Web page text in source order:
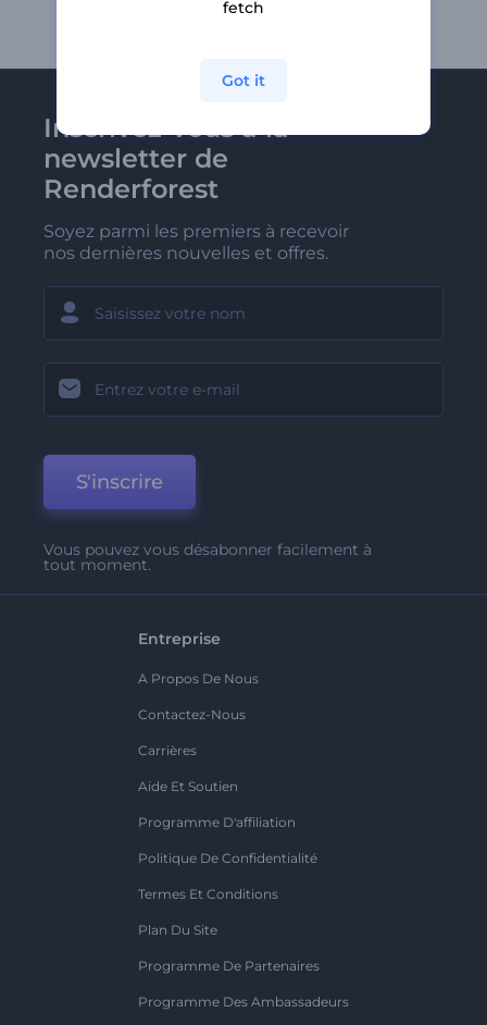
Inscrivez-vous à la
newsletter de
Renderforest
Soyez parmi les premiers à recevoir
nos dernières nouvelles et offres.
S'inscrire
Vous pouvez vous désabonner facilement à
tout moment.
Entreprise
A Propos De Nous
Contactez-Nous
Carrières
Aide Et Soutien
Programme D'affiliation
Politique De Confidentialité
Termes Et Conditions
Plan Du Site
Programme De Partenaires
Programme Des Ambassadeurs
fetch
Got it